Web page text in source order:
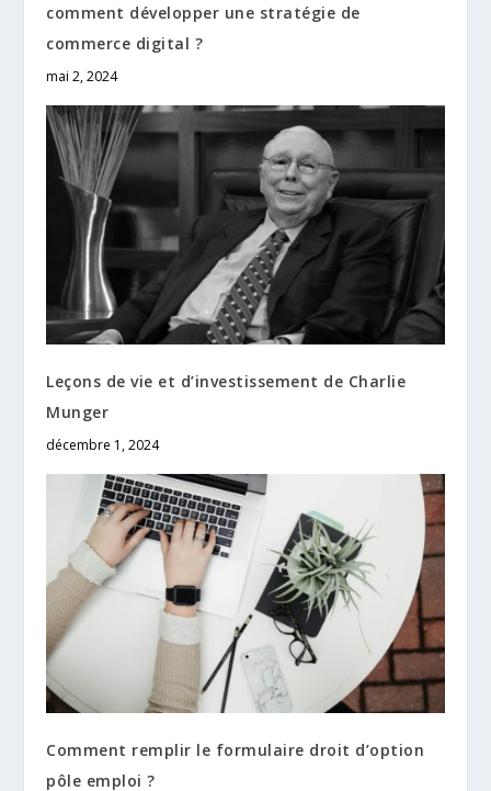
comment développer une stratégie de
commerce digital ?
mai 2, 2024
Leçons de vie et d’investissement de Charlie
Munger
décembre 1, 2024
Comment remplir le formulaire droit d’option
pôle emploi ?